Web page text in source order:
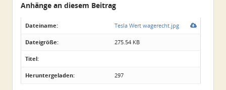
Anhänge an diesem Beitrag
Dateiname: Tesla Wert wagerecht.jpg
Dateigröße: 275.54 KB
Titel:
Heruntergeladen: 297